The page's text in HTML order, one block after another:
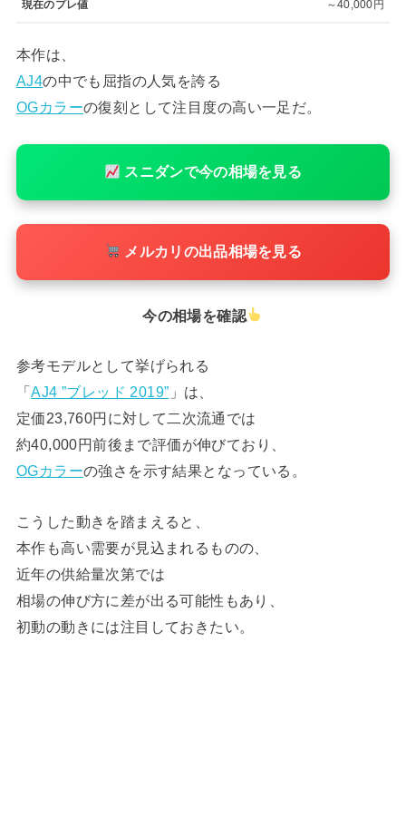
現在のプレ値 ～40,000円
本作は、
AJ4の中でも屈指の人気を誇る
OGカラーの復刻として注目度の高い一足だ。
スニダンで今の相場を見る
メルカリの出品相場を見る
今の相場を確認
参考モデルとして挙げられる
「AJ4 ”ブレッド 2019” 」は、
定価23,760円に対して二次流通では
約40,000円前後まで評価が伸びており、
OGカラーの強さを示す結果となっている。
こうした動きを踏まえると、
本作も高い需要が見込まれるものの、
近年の供給量次第では
相場の伸び方に差が出る可能性もあり、
初動の動きには注目しておきたい。